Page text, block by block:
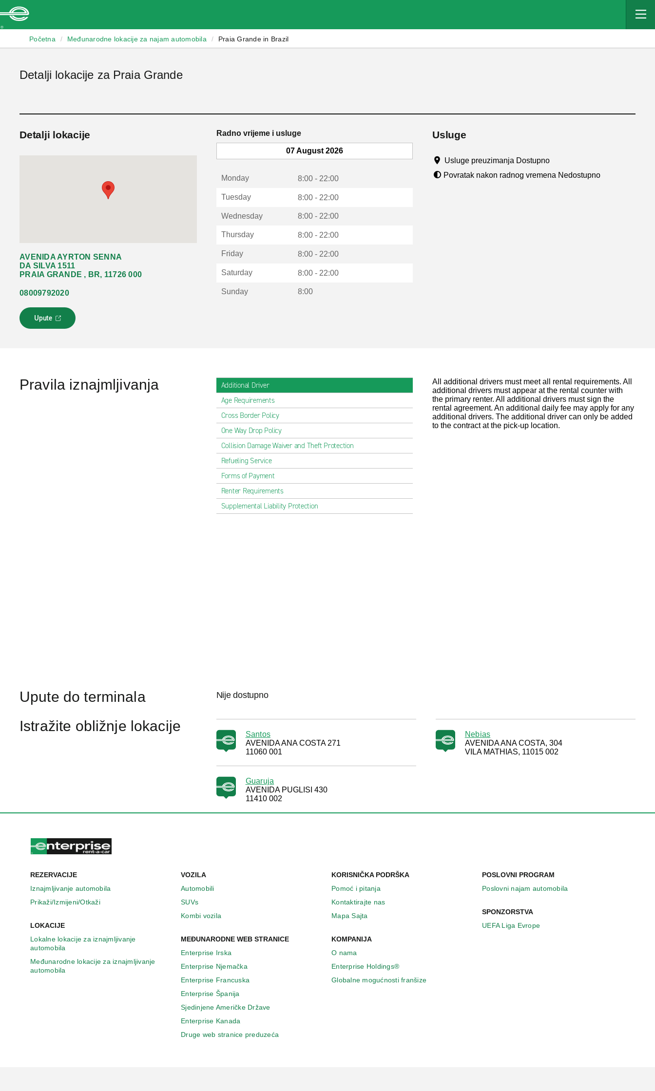
Početna / Međunarodne lokacije za najam automobila / Praia Grande in Brazil
Detalji lokacije za Praia Grande
Detalji lokacije
AVENIDA AYRTON SENNA
DA SILVA 1511
PRAIA GRANDE , BR, 11726 000
08009792020
Upute
L
i
t
Radno vrijeme i usluge
07 August 2026
Monday 8:00 - 22:00
Tuesday 8:00 - 22:00
Wednesday 8:00 - 22:00
Thursday 8:00 - 22:00
Friday 8:00 - 22:00
Saturday 8:00 - 22:00
Sunday 8:00
Usluge
Usluge preuzimanja Dostupno
Povratak nakon radnog vremena Nedostupno
Pravila iznajmljivanja
Additional Driver
Age Requirements
Cross Border Policy
One Way Drop Policy
Collision Damage Waiver and Theft Protection
Refueling Service
Forms of Payment
Renter Requirements
Supplemental Liability Protection
All additional drivers must meet all rental requirements. All
additional drivers must appear at the rental counter with
the primary renter. All additional drivers must sign the
rental agreement. An additional daily fee may apply for any
additional drivers. The additional driver can only be added
to the contract at the pick-up location.
Upute do terminala Nije dostupno
Istražite obližnje lokacije
Santos
AVENIDA ANA COSTA 271
11060 001
Nebias
AVENIDA ANA COSTA, 304
VILA MATHIAS, 11015 002
Guaruja
AVENIDA PUGLISI 430
11410 002
REZERVACIJE
Iznajmljivanje automobila
Prikaži/Izmijeni/Otkaži
LOKACIJE
Lokalne lokacije za iznajmljivanje
automobila
Međunarodne lokacije za iznajmljivanje
automobila
VOZILA
Automobili
SUVs
Kombi vozila
MEĐUNARODNE WEB STRANICE
Enterprise Irska
Enterprise Njemačka
Enterprise Francuska
Enterprise Španija
Sjedinjene Američke Države
Enterprise Κanada
Druge web stranice preduzeća
KORISNIČKA PODRŠKA
Pomoć i pitanja
Kontaktirajte nas
Mapa Sajta
KOMPANIJA
O nama
Enterprise Holdings®
Globalne mogućnosti franšize
POSLOVNI PROGRAM
Poslovni najam automobila
SPONZORSTVA
UEFA Liga Evrope